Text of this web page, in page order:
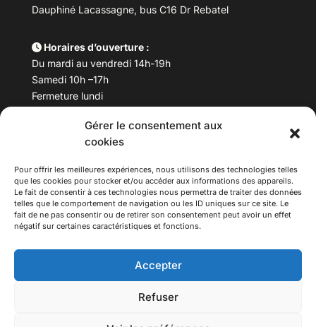
Gérer le consentement aux
cookies
Pour offrir les meilleures expériences, nous utilisons des technologies telles
que les cookies pour stocker et/ou accéder aux informations des appareils.
Le fait de consentir à ces technologies nous permettra de traiter des données
telles que le comportement de navigation ou les ID uniques sur ce site. Le
fait de ne pas consentir ou de retirer son consentement peut avoir un effet
négatif sur certaines caractéristiques et fonctions.
Accepter
Refuser
Dauphiné Lacassagne, bus C16 Dr Rebatel
Horaires d’ouverture :
Du mardi au vendredi 14h-19h
Samedi 10h –17h
Fermeture lundi
Téléphone : 04 78 53 06 40
maisondesculturesasiatiques@asiexpo.com